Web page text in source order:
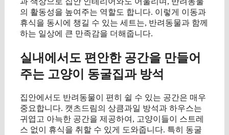
의 활동성을 높여주는 역할도 합니다. 이렇게 이동과
휴식을 동시에 챙길 수 있는 세트는, 반려동물과 함께
하는 일상에 큰 만족감을 더해줍니다.
실내에서도 편안한 공간을 만들어
주는 고양이 동굴집과 방석
집안에서도 반려동물이 편히 쉴 수 있는 공간은 매우
중요합니다. 캣츠드림의 상큼과일 방석과 하우스는
귀엽고 아늑한 공간을 제공하여, 고양이들이 스트레
스 없이 휴식을 취할 수 있게 도와줍니다. 특히 동굴